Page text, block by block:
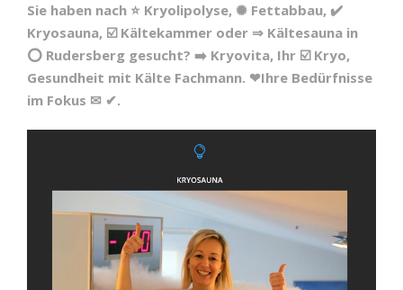
Sie haben nach ⭐ Kryolipolyse, ✺ Fettabbau, ✔️
Kryosauna, ☑️ Kältekammer oder ⇒ Kältesauna in
⭕ Rudersberg gesucht? ➡️ Kryovita, Ihr ☑️ Kryo,
Gesundheit mit Kälte Fachmann. ❤Ihre Bedürfnisse
im Fokus ✉ ✔.